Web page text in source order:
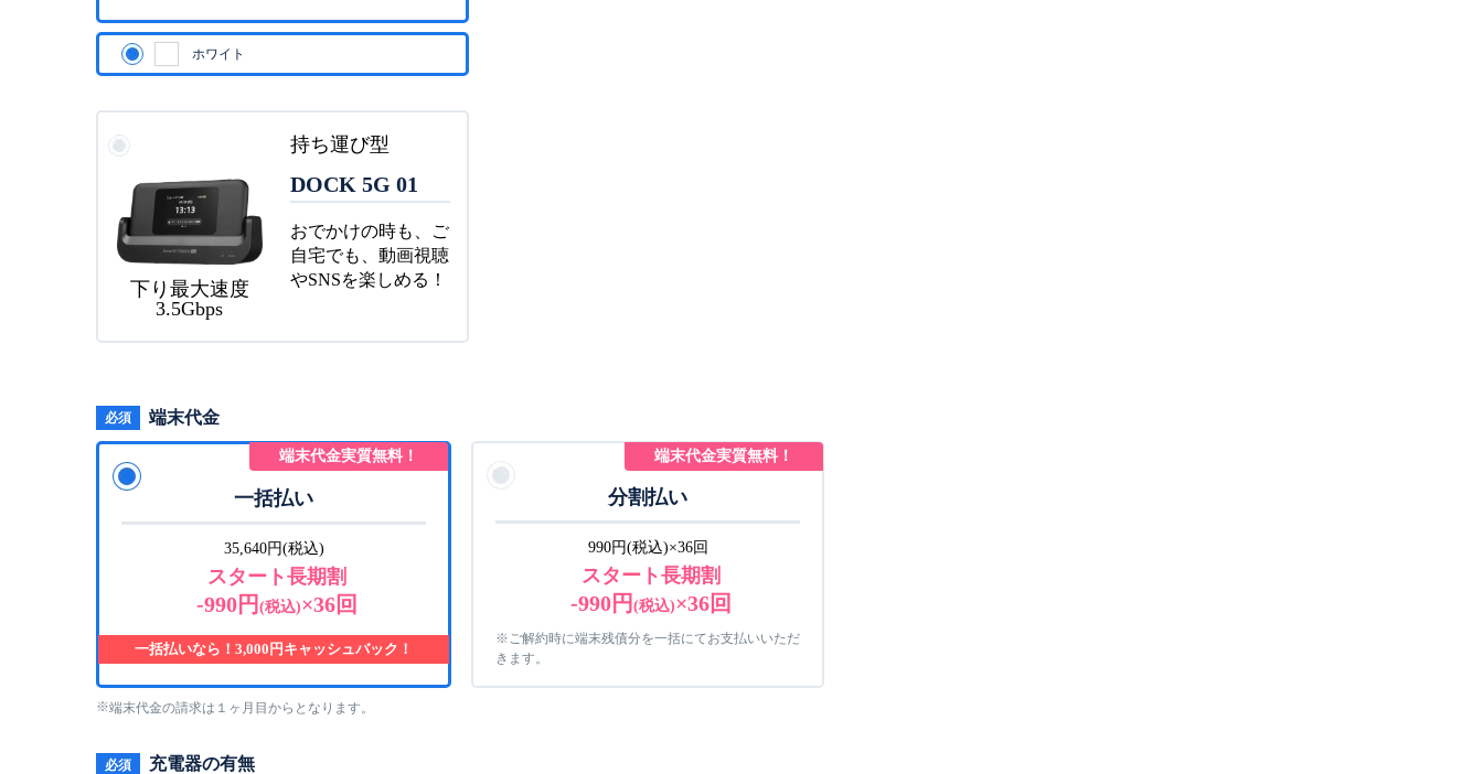
ホワイト
下り最大速度
3.5Gbps
持ち運び型
DOCK 5G 01
おでかけの時も、ご
自宅でも、動画視聴
やSNSを楽しめる！
必須 端末代金
端末代金実質無料！
一括払い
35,640円(税込)
スタート長期割
-990円 (税込)×36回
一括払いなら！3,000円キャッシュバック！
端末代金実質無料！
分割払い
990円(税込)×36回
スタート長期割
-990円 (税込)×36回
※ご解約時に端末残債分を一括にてお支払いいただ
きます。
端末代金の請求は１ヶ月目からとなります。
必須
充電器の有無